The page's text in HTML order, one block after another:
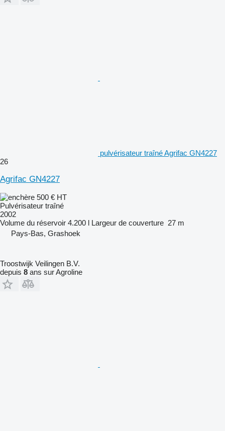
pulvérisateur traîné Agrifac GN4227
26
Agrifac GN4227
500 € HT
Pulvérisateur traîné
2002
Volume du réservoir 4.200 l Largeur de couverture 27 m
Pays-Bas, Grashoek
Troostwijk Veilingen B.V.
depuis 8 ans sur Agroline